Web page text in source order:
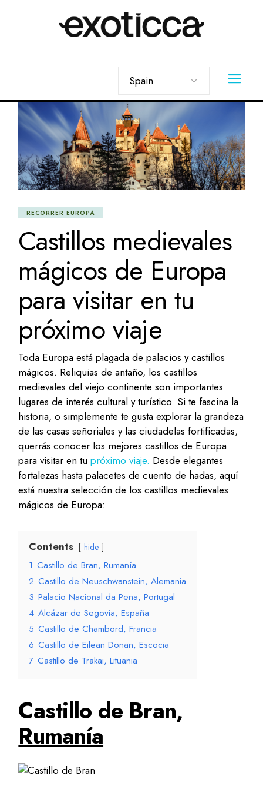
idioma
RECORRER EUROPA
Castillos medievales
mágicos de Europa
para visitar en tu
próximo viaje
Toda Europa está plagada de palacios y castillos
mágicos. Reliquias de antaño, los castillos
medievales del viejo continente son importantes
lugares de interés cultural y turístico. Si te fascina la
historia, o simplemente te gusta explorar la grandeza
de las casas señoriales y las ciudadelas fortificadas,
querrás conocer los mejores castillos de Europa
para visitar en tu próximo viaje. Desde elegantes
fortalezas hasta palacetes de cuento de hadas, aquí
está nuestra selección de los castillos medievales
mágicos de Europa:
Contents hide
1 Castillo de Bran, Rumanía
2 Castillo de Neuschwanstein, Alemania
3 Palacio Nacional da Pena, Portugal
4 Alcázar de Segovia, España
5 Castillo de Chambord, Francia
6 Castillo de Eilean Donan, Escocia
7 Castillo de Trakai, Lituania
Castillo de Bran,
Rumanía